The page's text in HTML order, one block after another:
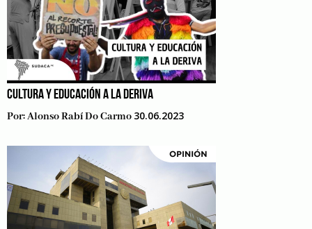
CULTURA Y EDUCACIÓN A LA DERIVA
Por:Alonso Rabí Do Carmo 30.06.2023